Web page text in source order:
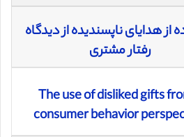
از هدایای ناپسندیده از دیدگاه
رفتار مشتری
The use of disliked gifts
consumer behavior